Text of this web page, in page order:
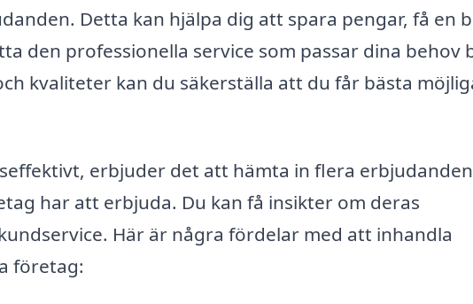
Detta kan hjälpa dig att spara pengar, få en
den professionella service som passar dina behov
kvaliteter kan du säkerställa att du får bästa
erbjuder det att hämta in flera
har att erbjuda. Du kan få insikter om deras
Här är några fördelar med att inhandla
företag: